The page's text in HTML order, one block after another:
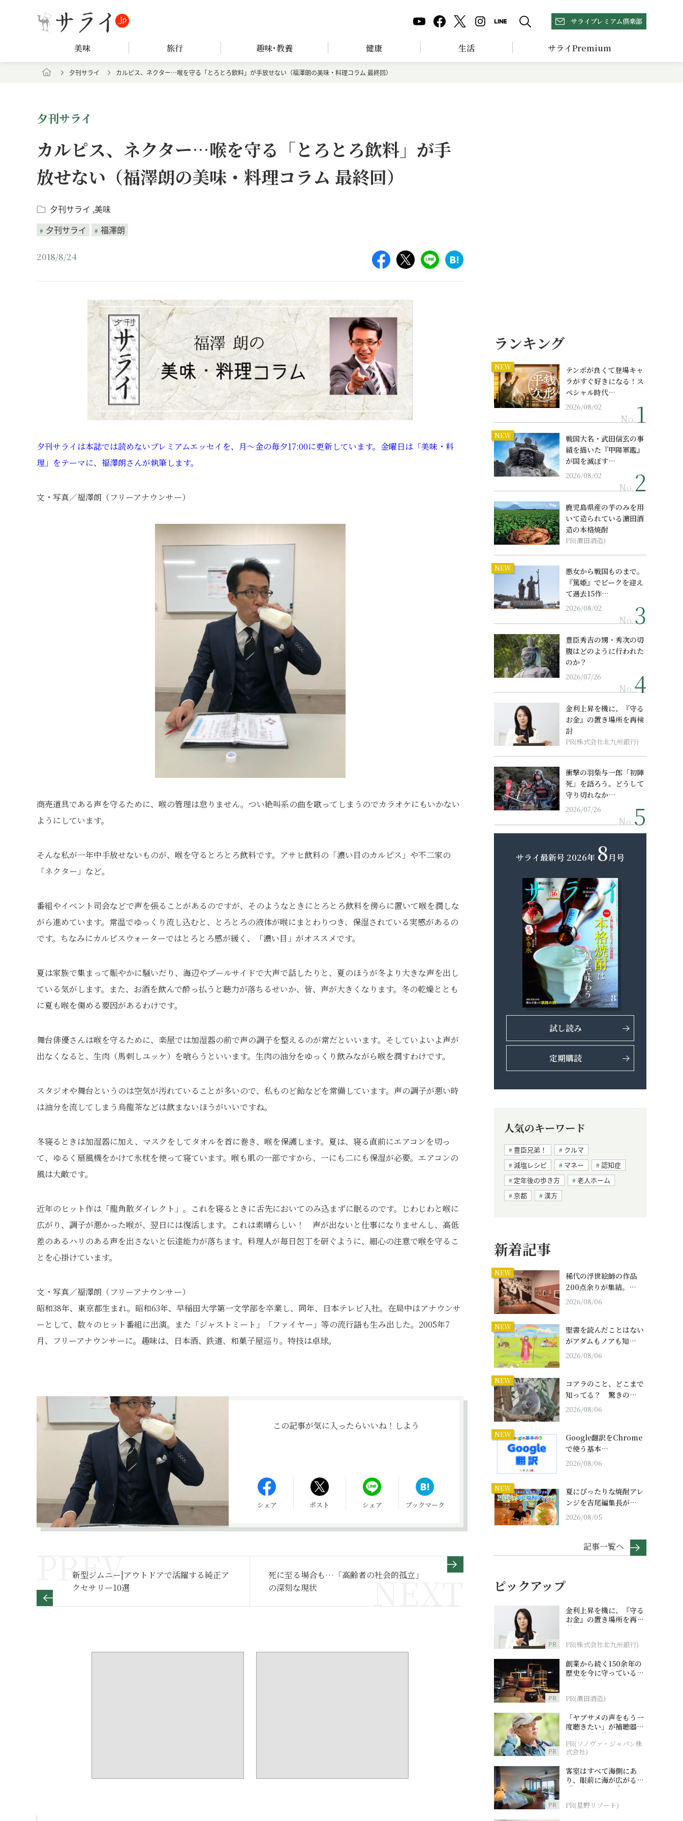
サライプレミアム倶楽部
美味 旅行 趣味･教養 健康 生活 サライPremium
夕刊サライ カルピス、ネクター…喉を守る「とろとろ飲料」が手放せない（福澤朗の美味・料理コラム 最終回）
夕刊サライ
カルピス、ネクター…喉を守る「とろとろ飲料」が手
放せない（福澤朗の美味・料理コラム 最終回）
夕刊サライ 美味
夕刊サライ
福澤朗
2018/8/24
夕刊サライは本誌では読めないプレミアムエッセイを、月～金の毎夕17:00に更新しています。金曜日は「美味・料
理」をテーマに、福澤朗さんが執筆します。
文・写真／福澤朗（フリーアナウンサー）
商売道具である声を守るために、喉の管理は怠りません。つい絶叫系の曲を歌ってしまうのでカラオケにもいかない
ようにしています。
そんな私が一年中手放せないものが、喉を守るとろとろ飲料です。アサヒ飲料の「濃い目のカルピス」や不二家の
「ネクター」など。
番組やイベント司会などで声を張ることがあるのですが、そのようなときにとろとろ飲料を傍らに置いて喉を潤しな
がら進めています。常温でゆっくり流し込むと、とろとろの液体が喉にまとわりつき、保湿されている実感があるの
です。ちなみにカルピスウォーターではとろとろ感が緩く、「濃い目」がオススメです。
夏は家族で集まって賑やかに騒いだり、海辺やプールサイドで大声で話したりと、夏のほうが冬より大きな声を出し
ている気がします。また、お酒を飲んで酔っ払うと聴力が落ちるせいか、皆、声が大きくなります。冬の乾燥ととも
に夏も喉を傷める要因があるわけです。
舞台俳優さんは喉を守るために、楽屋では加湿器の前で声の調子を整えるのが常だといいます。そしていよいよ声が
出なくなると、生肉（馬刺しユッケ）を喰らうといいます。生肉の油分をゆっくり飲みながら喉を潤すわけです。
スタジオや舞台というのは空気が汚れていることが多いので、私ものど飴などを常備しています。声の調子が悪い時
は油分を流してしまう烏龍茶などは飲まないほうがいいですね。
冬寝るときは加湿器に加え、マスクをしてタオルを首に巻き、喉を保護します。夏は、寝る直前にエアコンを切っ
て、ゆるく扇風機をかけて氷枕を使って寝ています。喉も肌の一部ですから、一にも二にも保湿が必要。エアコンの
風は大敵です。
近年のヒット作は「龍角散ダイレクト」。これを寝るときに舌先においてのみ込まずに眠るのです。じわじわと喉に
広がり、調子が悪かった喉が、翌日には復活します。これは素晴らしい！ 声が出ないと仕事になりませんし、高低
差のあるハリのある声を出さないと伝達能力が落ちます。料理人が毎日包丁を研ぐように、細心の注意で喉を守るこ
とを心掛けています。
文・写真／福澤朗（フリーアナウンサー）
昭和38年、東京都生まれ。昭和63年、早稲田大学第一文学部を卒業し、同年、日本テレビ入社。在局中はアナウンサ
ーとして、数々のヒット番組に出演。また「ジャストミート」「ファイヤー」等の流行語も生み出した。2005年7
月、フリーアナウンサーに。趣味は、日本酒、鉄道、和菓子屋巡り。特技は卓球。
この記事が気に入ったらいいね！しよう
シェア ポスト シェア ブックマーク
新型ジムニー|アウトドアで活躍する純正ア
クセサリー10選
死に至る場合も…「高齢者の社会的孤立」
の深刻な現状
ランキング
NEW
テンポが良くて登場キャ
ラがすぐ好きになる！ス
ペシャル時代…
2026/08/02
No.
NEW
戦国大名・武田信玄の事
績を描いた『甲陽軍鑑』
が国を滅ぼす…
2026/08/02
No.
鹿児島県産の芋のみを用
いて造られている濵田酒
造の本格焼酎
PR(濵田酒造)
NEW
悪女から戦国ものまで。
『篤姫』でピークを迎え
て過去15作…
2026/08/02
No.
豊臣秀吉の甥・秀次の切
腹はどのように行われた
のか？
2026/07/26
No.
金利上昇を機に、『守る
お金』の置き場所を再検
討
PR(株式会社北九州銀行)
衝撃の羽柴与一郎「初陣
死」を語ろう。どうして
守り切れなか…
2026/07/26
No.
サライ最新号 2026年 8月号
試し読み
定期購読
人気のキーワード
豊臣兄弟！
クルマ
減塩レシピ
マネー
認知症
定年後の歩き方
老人ホーム
京都
漢方
新着記事
NEW
稀代の浮世絵師の作品
200点余りが集結。…
2026/08/06
NEW
聖書を読んだことはない
がアダムもノアも知…
2026/08/06
NEW
コアラのこと、どこまで
知ってる？ 驚きの…
2026/08/06
NEW
Google翻訳をChrome
で使う基本…
2026/08/06
NEW
夏にぴったりな焼酎アレ
ンジを吉尾編集長が…
2026/08/05
記事一覧へ
ピックアップ
PR
金利上昇を機に、『守る
お金』の置き場所を再検
討
PR(株式会社北九州銀行)
PR
創業から続く150余年の
歴史を今に守っている濵
田酒造
PR(濵田酒造)
PR
「ヤブサメの声をもう一
度聴きたい」が補聴器チ
ャレンジの後押しに
PR(ソノヴァ・ジャパン株
式会社)
PR
客室はすべて海側にあ
り、眼前に海が広がる
『西表島ホテル by 星野
PR(星野リゾート)